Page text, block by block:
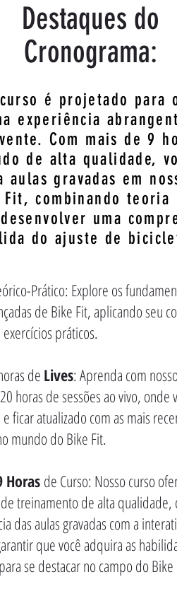
CASOS DE SUCESSO
Destaques do
Cronograma:
é projetado para
experiência
Com mais de 9
de alta qualidade,
aulas gravadas em
Fit, combinando teoria
uma
do ajuste de
Prático: Explore os
de Bike Fit, aplicando seu
práticos.
de Lives: Aprenda com
horas de sessões ao vivo, onde
ficar atualizado com as mais
mundo do Bike Fit.
Horas de Curso: Nosso curso
treinamento de alta
das aulas gravadas com a
que você adquira as
se destacar no campo do Bike